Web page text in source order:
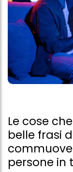
Le cose
belle frasi
persone in